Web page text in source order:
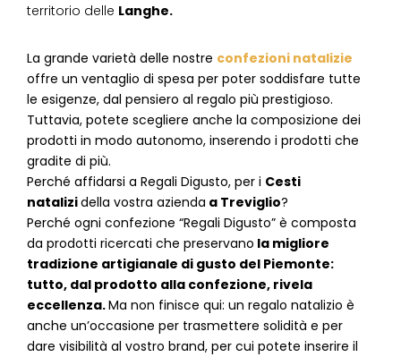
territorio delle Langhe.
La grande varietà delle nostre confezioni natalizie
offre un ventaglio di spesa per poter soddisfare tutte
le esigenze, dal pensiero al regalo più prestigioso.
Tuttavia, potete scegliere anche la composizione dei
prodotti in modo autonomo, inserendo i prodotti che
gradite di più.
Perché affidarsi a Regali Digusto, per i Cesti
natalizidella vostra azienda a Treviglio?
Perché ogni confezione “Regali Digusto” è composta
da prodotti ricercati che preservano la migliore
tradizione artigianale di gusto del Piemonte:
tutto, dal prodotto alla confezione, rivela
eccellenza.Ma non finisce qui: un regalo natalizio è
anche un’occasione per trasmettere solidità e per
dare visibilità al vostro brand, per cui potete inserire il